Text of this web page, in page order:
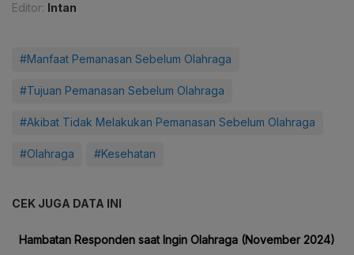
Editor: Intan
#Manfaat Pemanasan Sebelum Olahraga
#Tujuan Pemanasan Sebelum Olahraga
#Akibat Tidak Melakukan Pemanasan Sebelum Olahraga
#Olahraga #Kesehatan
CEK JUGA DATA INI